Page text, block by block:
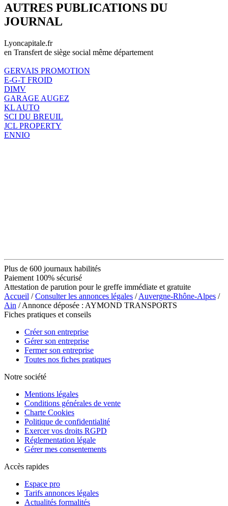
AUTRES PUBLICATIONS DU
JOURNAL
Lyoncapitale.fr
en Transfert de siège social même département
GERVAIS PROMOTION
E-G-T FROID
DIMV
GARAGE AUGEZ
KL AUTO
SCI DU BREUIL
JCL PROPERTY
ENNIO
Plus de 600 journaux habilités
Paiement 100% sécurisé
Attestation de parution pour le greffe immédiate et gratuite
Accueil /Consulter les annonces légales /Auvergne-Rhône-Alpes /
Ain / Annonce déposée : AYMOND TRANSPORTS
Fiches pratiques et conseils
Créer son entreprise
Gérer son entreprise
Fermer son entreprise
Toutes nos fiches pratiques
Notre société
Mentions légales
Conditions générales de vente
Charte Cookies
Politique de confidentialité
Exercer vos droits RGPD
Réglementation légale
Gérer mes consentements
Accès rapides
Espace pro
Tarifs annonces légales
Actualités formalités